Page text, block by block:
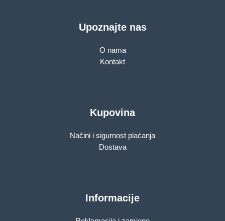
Upoznajte nas
O nama
Kontakt
Kupovina
Načini i sigurnost plaćanja
Dostava
Informacije